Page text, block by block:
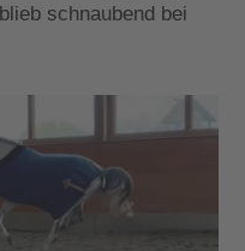
schnaubend bei